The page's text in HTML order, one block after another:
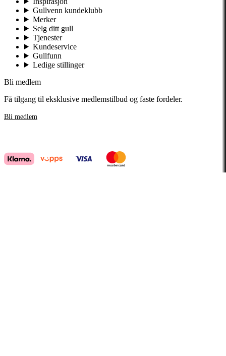
Gullvenn kundeklubb
Merker
Selg ditt gull
Tjenester
Kundeservice
Gullfunn
Ledige stillinger
Bli medlem
Få tilgang til eksklusive medlemstilbud og faste fordeler.
Bli medlem